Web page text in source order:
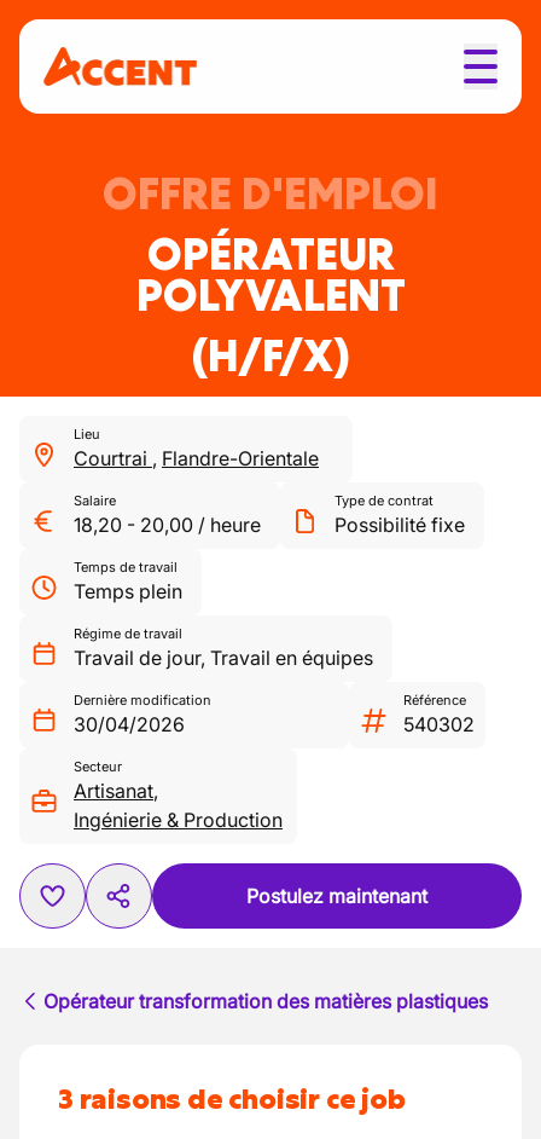
OFFRE D'EMPLOI
OPÉRATEUR
POLYVALENT
(H/F/X)
Lieu
Courtrai , Flandre-Orientale
Salaire
18,20 - 20,00 / heure
Type de contrat
Possibilité fixe
Temps de travail
Temps plein
Régime de travail
Travail de jour, Travail en équipes
Dernière modification
30/04/2026
Référence
540302
Secteur
Artisanat,
Ingénierie & Production
Postulez maintenant
Opérateur transformation des matières plastiques
3 raisons de choisir ce job